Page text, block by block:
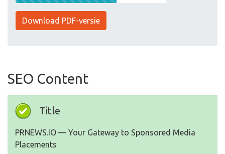
Download PDF-versie
SEO Content
Title
PRNEWS.IO — Your Gateway to Sponsored Media
Placements